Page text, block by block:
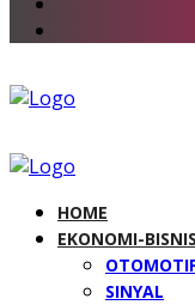
HOME
EKONOMI-BISNIS
SINYAL